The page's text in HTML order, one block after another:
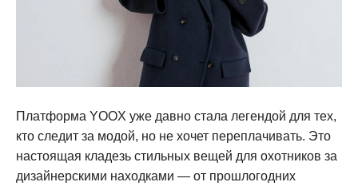
Платформа YOOX уже давно стала легендой для тех,
кто следит за модой, но не хочет переплачивать. Это
настоящая кладезь стильных вещей для охотников за
дизайнерскими находками — от прошлогодних